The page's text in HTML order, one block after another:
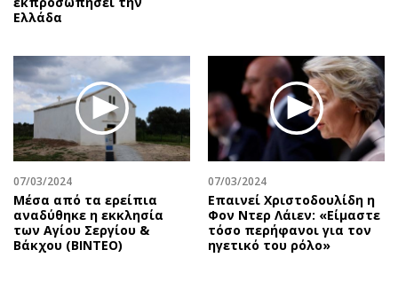
Ελλάδα
07/03/2024
Μέσα από τα ερείπια
αναδύθηκε η εκκλησία
των Αγίου Σεργίου &
Βάκχου (ΒΙΝΤΕΟ)
07/03/2024
Επαινεί Χριστοδουλίδη η
Φον Ντερ Λάιεν: «Είμαστε
τόσο περήφανοι για τον
ηγετικό του ρόλο»